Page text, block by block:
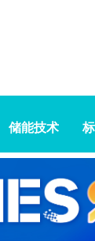
储能技术